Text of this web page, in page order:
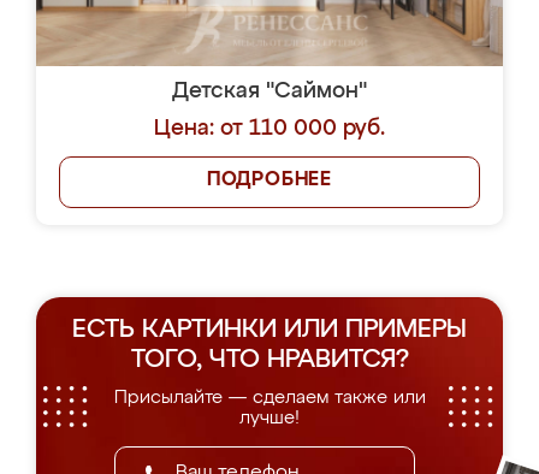
Детская "Саймон"
Цена: от 110 000 руб.
ПОДРОБНЕЕ
ЕСТЬ КАРТИНКИ ИЛИ ПРИМЕРЫ
ТОГО, ЧТО НРАВИТСЯ?
Присылайте — сделаем также или
лучше!